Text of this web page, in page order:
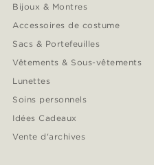
Bijoux & Montres
Accessoires de costume
Sacs & Portefeuilles
Vêtements & Sous-vêtements
Lunettes
Soins personnels
Idées Cadeaux
Vente d'archives